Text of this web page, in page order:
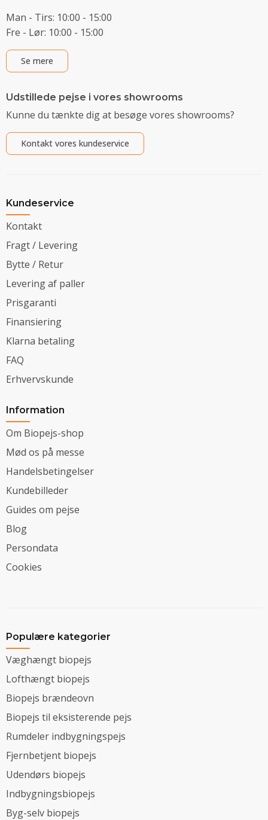
Man - Tirs: 10:00 - 15:00
Fre - Lør: 10:00 - 15:00
Se mere
Udstillede pejse i vores showrooms
Kunne du tænkte dig at besøge vores showrooms?
Kontakt vores kundeservice
Kundeservice
Kontakt
Fragt / Levering
Bytte / Retur
Levering af paller
Prisgaranti
Finansiering
Klarna betaling
FAQ
Erhvervskunde
Information
Om Biopejs-shop
Mød os på messe
Handelsbetingelser
Kundebilleder
Guides om pejse
Blog
Persondata
Cookies
Populære kategorier
Væghængt biopejs
Lofthængt biopejs
Biopejs brændeovn
Biopejs til eksisterende pejs
Rumdeler indbygningspejs
Fjernbetjent biopejs
Udendørs biopejs
Indbygningsbiopejs
Byg-selv biopejs